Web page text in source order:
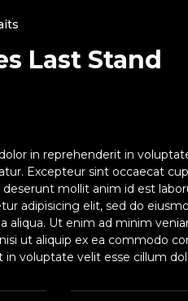
Last Stand
in reprehenderit in
Excepteur sint occaecat
deserunt mollit anim id est
adipisicing elit, sed do
aliqua. Ut enim ad minim
ut aliquip ex ea commodo
in voluptate velit esse cillum